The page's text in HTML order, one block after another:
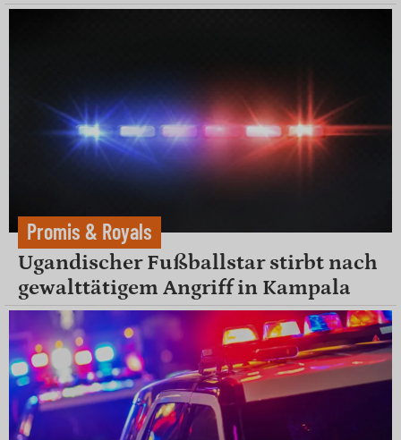
Promis & Royals
Ugandischer Fußballstar stirbt nach
gewalttätigem Angriff in Kampala